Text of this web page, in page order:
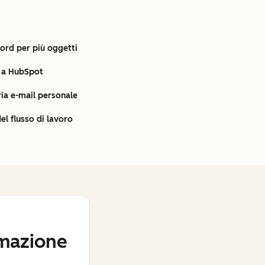
per più oggetti
HubSpot
e-mail personale
flusso di lavoro